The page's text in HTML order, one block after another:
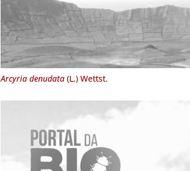
Arcyria denudata(L.) Wettst.